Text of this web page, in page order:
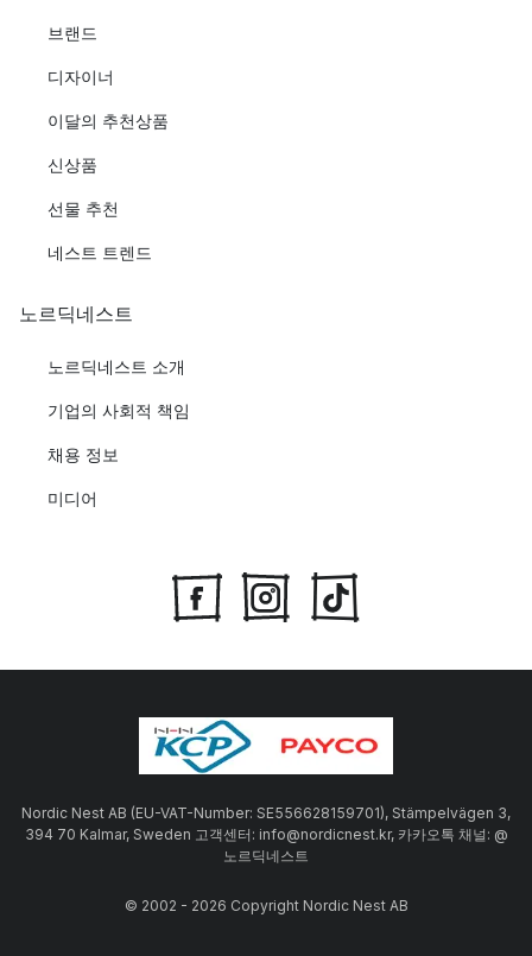
브랜드
디자이너
이달의 추천상품
신상품
선물 추천
네스트 트렌드
노르딕네스트
노르딕네스트 소개
기업의 사회적 책임
채용 정보
미디어
Nordic Nest AB (EU-VAT-Number: SE556628159701), Stämpelvägen 3,
394 70 Kalmar, Sweden 고객센터: info@nordicnest.kr, 카카오톡 채널: @
노르딕네스트
© 2002 - 2026 Copyright Nordic Nest AB